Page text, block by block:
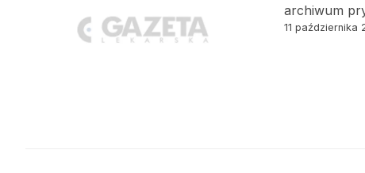
archiwum
11 października